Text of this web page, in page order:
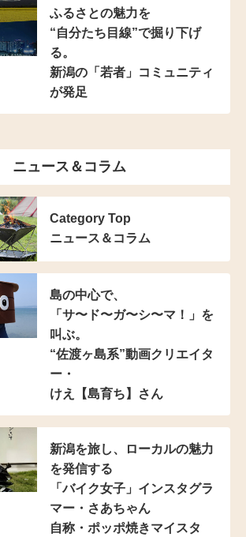
ふるさとの魅力を
“自分たち目線”で掘り下げ
る。
新潟の「若者」コミュニティ
が発足
ニュース＆コラム
Category Top
ニュース＆コラム
島の中心で、
「サ〜ド〜ガ〜シ〜マ！」を
叫ぶ。
“佐渡ヶ島系”動画クリエイタ
ー・
けえ【島育ち】さん
新潟を旅し、
ローカルの魅力
を発信する
「バイク女子」インスタグラ
マー ・さあちゃん
自称・ポッポ焼きマイスタ